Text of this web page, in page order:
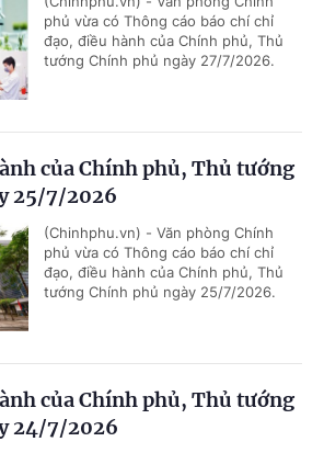
phủ vừa có Thông cáo báo chí chỉ
đạo, điều hành của Chính phủ, Thủ
tướng Chính phủ ngày 27/7/2026.
của Chính phủ, Thủ tướng
25/7/2026
(Chinhphu.vn) - Văn phòng Chính
phủ vừa có Thông cáo báo chí chỉ
đạo, điều hành của Chính phủ, Thủ
tướng Chính phủ ngày 25/7/2026.
của Chính phủ, Thủ tướng
24/7/2026